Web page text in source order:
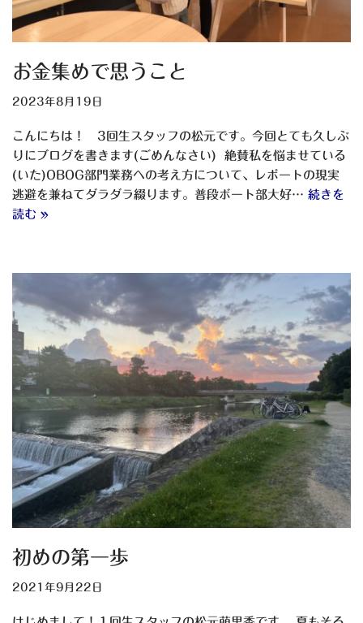
お金集めで思うこと
2023年8月19日
こんにちは！ 3回生スタッフの松元です。今回とても久しぶ
りにブログを書きます(ごめんなさい) 絶賛私を悩ませている
(いた)OBOG部門業務への考え方について、レポートの現実
逃避を兼ねてダラダラ綴ります。普段ボート部大好… 続きを
読む »
初めの第一歩
2021年9月22日